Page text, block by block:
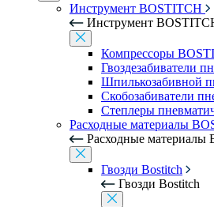
Инструмент BOSTITCH
Инструмент
Компрессоры
Гвоздезабиватели
Шпилькозабивной
Скобозабиватели
Степлеры
Расходные материалы
Расходные материалы
Гвозди Bostitch
Гвозди Bostitch